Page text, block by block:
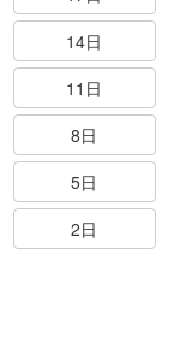
14日
11日
8日
5日
2日